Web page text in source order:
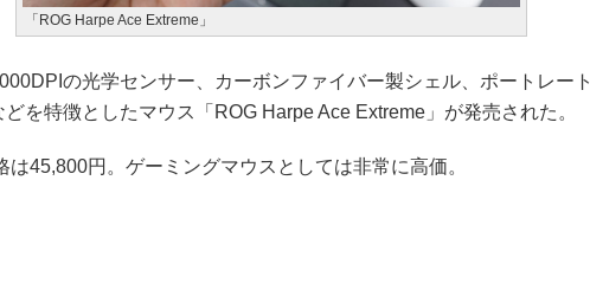
「ROG Harpe Ace Extreme」
の光学センサー、カーボンファイバー製シェル、ポートレート
を特徴としたマウス「ROG Harpe Ace Extreme」が発売された。
45,800円。ゲーミングマウスとしては非常に高価。